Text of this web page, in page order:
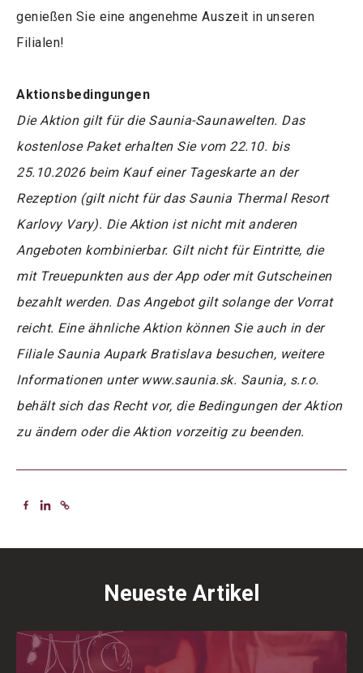
genießen Sie eine angenehme Auszeit in unseren
Filialen!
Aktionsbedingungen
Die Aktion gilt für die Saunia-Saunawelten. Das
kostenlose Paket erhalten Sie vom 22.10. bis
25.10.2026 beim Kauf einer Tageskarte an der
Rezeption (gilt nicht für das Saunia Thermal Resort
Karlovy Vary). Die Aktion ist nicht mit anderen
Angeboten kombinierbar. Gilt nicht für Eintritte, die
mit Treuepunkten aus der App oder mit Gutscheinen
bezahlt werden. Das Angebot gilt solange der Vorrat
reicht. Eine ähnliche Aktion können Sie auch in der
Filiale Saunia Aupark Bratislava besuchen, weitere
Informationen unter www.saunia.sk. Saunia, s.r.o.
behält sich das Recht vor, die Bedingungen der Aktion
zu ändern oder die Aktion vorzeitig zu beenden.
Neueste Artikel